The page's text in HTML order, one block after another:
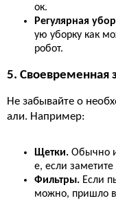
ок.
Регулярная
ую уборку как
робот.
5. Своевременная
Не забывайте о
али. Например:
Щетки. Обычно
е, если
Фильтры. Если
можно, пришло